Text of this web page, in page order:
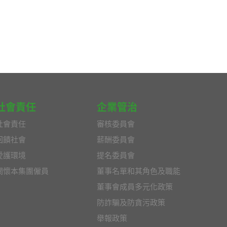
會責任
會責任
饋社會
護環境
懷本集團僱員
企業管治
審核委員會
薪酬委員會
提名委員會
董事名單和其角色及職能
董事會成員多元化政策
防詐騙及防貪污政策
舉報政策